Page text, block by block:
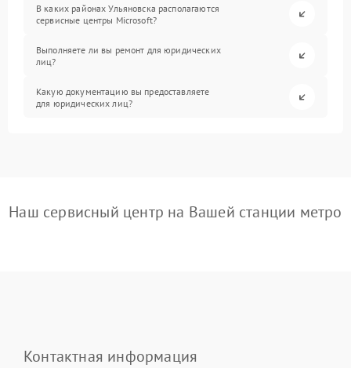
В каких районах Ульяновска располагаются
сервисные центры Microsoft?
Выполняете ли вы ремонт для юридических
лиц?
Какую документацию вы предоставляете
для юридических лиц?
Наш сервисный центр на Вашей станции метро
Контактная информация